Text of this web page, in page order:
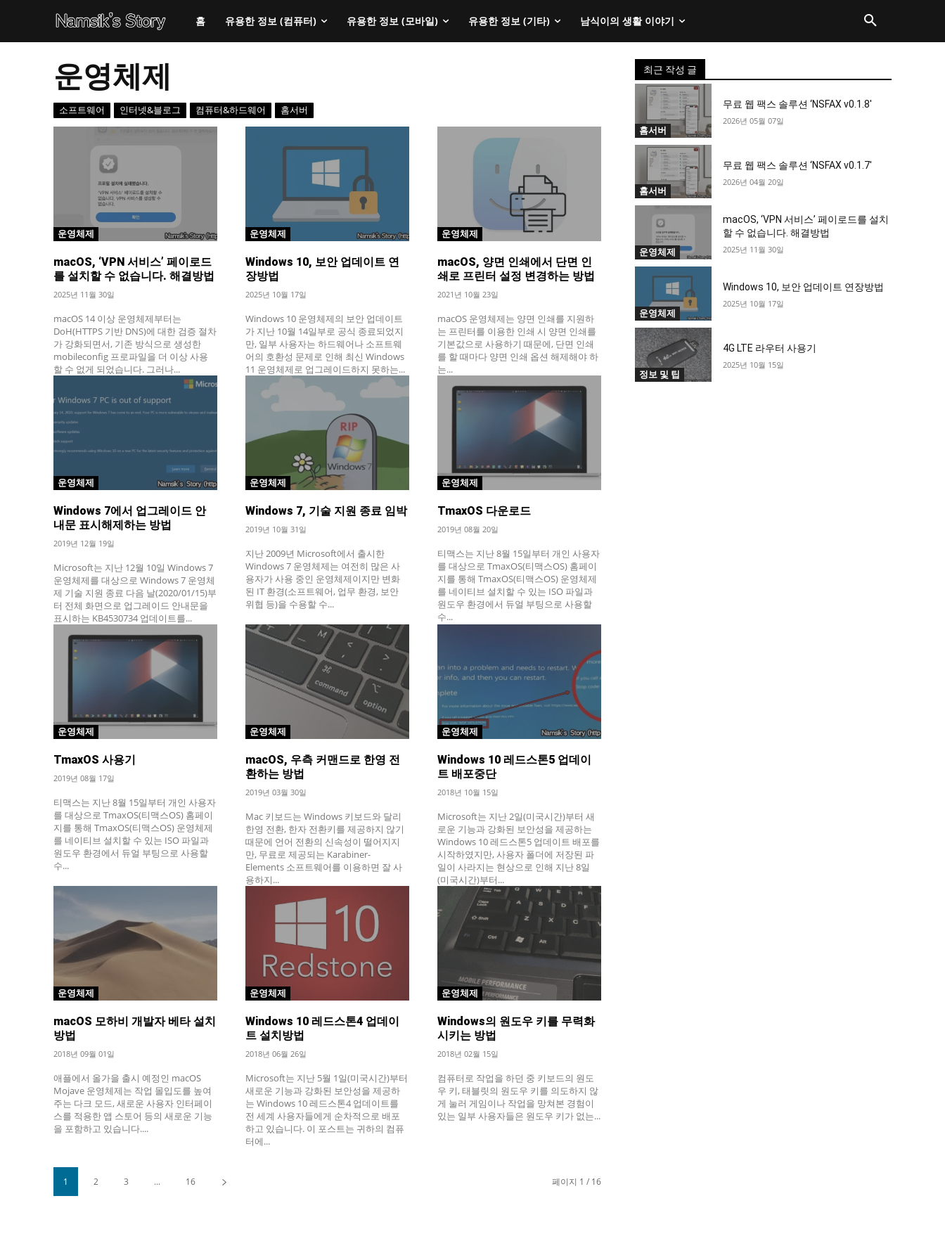
홈 유용한 정보 (컴퓨터) 유용한 정보 (모바일) 유용한 정보 (기타) 남식이의 생활 이야기
운영체제
소프트웨어 인터넷&블로그 컴퓨터&하드웨어 홈서버
운영체제
macOS, ‘VPN 서비스’ 페이로드
를 설치할 수 없습니다. 해결방법
2025년 11월 30일
macOS 14 이상 운영체제부터는
DoH(HTTPS 기반 DNS)에 대한 검증 절차
가 강화되면서, 기존 방식으로 생성한
mobileconfig 프로파일을 더 이상 사용
할 수 없게 되었습니다. 그러나...
운영체제
Windows 10, 보안 업데이트 연
장방법
2025년 10월 17일
Windows 10 운영체제의 보안 업데이트
가 지난 10월 14일부로 공식 종료되었지
만, 일부 사용자는 하드웨어나 소프트웨
어의 호환성 문제로 인해 최신 Windows
11 운영체제로 업그레이드하지 못하는...
운영체제
macOS, 양면 인쇄에서 단면 인
쇄로 프린터 설정 변경하는 방법
2021년 10월 23일
macOS 운영체제는 양면 인쇄를 지원하
는 프린터를 이용한 인쇄 시 양면 인쇄를
기본값으로 사용하기 때문에, 단면 인쇄
를 할 때마다 양면 인쇄 옵션 해제해야 하
는...
운영체제
Windows 7에서 업그레이드 안
내문 표시해제하는 방법
2019년 12월 19일
Microsoft는 지난 12월 10일 Windows 7
운영체제를 대상으로 Windows 7 운영체
제 기술 지원 종료 다음 날(2020/01/15)부
터 전체 화면으로 업그레이드 안내문을
표시하는 KB4530734 업데이트를...
운영체제
Windows 7, 기술 지원 종료 임박
2019년 10월 31일
지난 2009년 Microsoft에서 출시한
Windows 7 운영체제는 여전히 많은 사
용자가 사용 중인 운영체제이지만 변화
된 IT 환경(소프트웨어, 업무 환경, 보안
위협 등)을 수용할 수...
운영체제
TmaxOS 다운로드
2019년 08월 20일
티맥스는 지난 8월 15일부터 개인 사용자
를 대상으로 TmaxOS(티맥스OS) 홈페이
지를 통해 TmaxOS(티맥스OS) 운영체제
를 네이티브 설치할 수 있는 ISO 파일과
원도우 환경에서 듀얼 부팅으로 사용할
수...
운영체제
TmaxOS 사용기
2019년 08월 17일
티맥스는 지난 8월 15일부터 개인 사용자
를 대상으로 TmaxOS(티맥스OS) 홈페이
지를 통해 TmaxOS(티맥스OS) 운영체제
를 네이티브 설치할 수 있는 ISO 파일과
원도우 환경에서 듀얼 부팅으로 사용할
수...
운영체제
macOS, 우측 커맨드로 한영 전
환하는 방법
2019년 03월 30일
Mac 키보드는 Windows 키보드와 달리
한영 전환, 한자 전환키를 제공하지 않기
때문에 언어 전환의 신속성이 떨어지지
만, 무료로 제공되는 Karabiner-
Elements 소프트웨어를 이용하면 잘 사
용하지...
운영체제
Windows 10 레드스톤5 업데이
트 배포중단
2018년 10월 15일
Microsoft는 지난 2일(미국시간)부터 새
로운 기능과 강화된 보안성을 제공하는
Windows 10 레드스톤5 업데이트 배포를
시작하였지만, 사용자 폴더에 저장된 파
일이 사라지는 현상으로 인해 지난 8일
(미국시간)부터...
운영체제
macOS 모하비 개발자 베타 설치
방법
2018년 09월 01일
애플에서 올가을 출시 예정인 macOS
Mojave 운영체제는 작업 몰입도를 높여
주는 다크 모드, 새로운 사용자 인터페이
스를 적용한 앱 스토어 등의 새로운 기능
을 포함하고 있습니다....
운영체제
Windows 10 레드스톤4 업데이
트 설치방법
2018년 06월 26일
Microsoft는 지난 5월 1일(미국시간)부터
새로운 기능과 강화된 보안성을 제공하
는 Windows 10 레드스톤4 업데이트를
전 세계 사용자들에게 순차적으로 배포
하고 있습니다. 이 포스트는 귀하의 컴퓨
터에...
운영체제
Windows의 원도우 키를 무력화
시키는 방법
2018년 02월 15일
컴퓨터로 작업을 하던 중 키보드의 원도
우 키, 태블릿의 원도우 키를 의도하지 않
게 눌러 게임이나 작업을 망쳐본 경험이
있는 일부 사용자들은 원도우 키가 없는...
1 2 3 ... 16 페이지 1 / 16
최근 작성 글
홈서버
무료 웹 팩스 솔루션 ‘NSFAX v0.1.8′
2026년 05월 07일
홈서버
무료 웹 팩스 솔루션 ‘NSFAX v0.1.7′
2026년 04월 20일
운영체제
macOS, ‘VPN 서비스’ 페이로드를 설치
할 수 없습니다. 해결방법
2025년 11월 30일
운영체제
Windows 10, 보안 업데이트 연장방법
2025년 10월 17일
정보 및 팁
4G LTE 라우터 사용기
2025년 10월 15일